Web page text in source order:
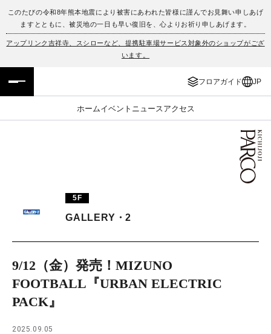
このたびの令和8年熊本地震により被害にあわれた皆様に謹んでお見舞い申しあげ
ますとともに、被災地の一日も早い復旧を、心よりお祈り申しあげます。
アップリンク吉祥寺、スシローなど、提携駐車場サービス対象外のショップがござ
います。
フロアガイド JP
ホームイベント ニュース アクセス
フロアガイド
イベント・ポップアップ
ニュース
PARCOメンバーズ
ENGLISH
簡体字
한국어
5F
GALLERY・2
9/12（金）発売！MIZUNO
FOOTBALL『URBAN ELECTRIC
PACK』
2025.09.05